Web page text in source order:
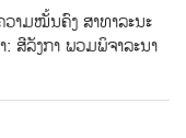
າມໝັ້ນຄົງ ສາທາລະນະ
: ສີລັງກາ ພວມພິຈາລະນາ